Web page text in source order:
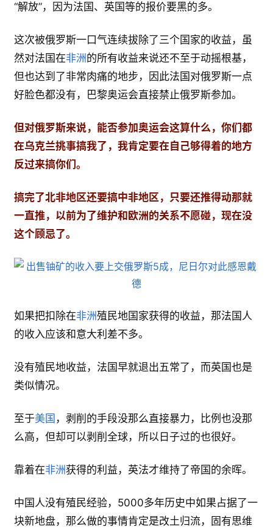
“解放”，因为法国、英国等的报价要黑的多。
这次被俄罗斯一口气连续拔除了三个国家的收益，虽
然对法国在非洲的所有收益来说还不至于动摇根基，
但也达到了非常肉痛的地步，因此法国对俄罗斯一点
好脸色都没有，巴黎奥运会直接禁止俄罗斯参加。
但对俄罗斯来说，能否参加奥运会这算什么，你们都
在乌克兰挑事搞我了，我肯定要在自己够得着的地方
反过来搞你们。
搞完了北非地区还要搞中非地区，只要还推得动那就
一直推，以前为了维护和欧洲的关系不愿碰，现在没
这个顾忌了。
如果把扣除在非洲殖民地国家获得的收益，那法国人
的收入应该和意大利差不多。
没有殖民地收益，法国早就退出五常了，而英国也是
类似情况。
至于美国 ，剥削的手段没那么直接暴力，比例也没那
么高，但却可以剥削全球，所以日子过的也很好。
靠着在非洲获得的利益，英法才维持了帝国的余晖。
中国人没有殖民经验，5000多年历史中如果占据了一
块新地盘，那么做的事情肯定是改土归流，固有思维